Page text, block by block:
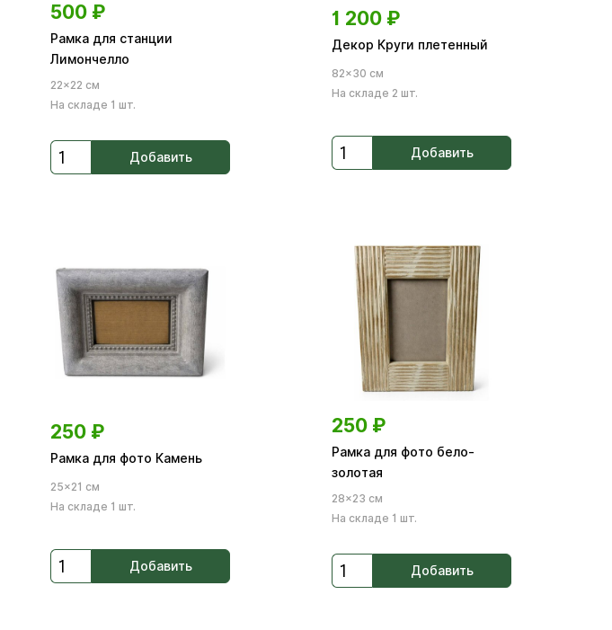
500 ₽
Рамка для станции
Лимончелло
22×22 см
На складе 1 шт.
Добавить
1 200 ₽
Декор Круги плетенный
82×30 см
На складе 2 шт.
Добавить
250 ₽
Рамка для фото Камень
25×21 см
На складе 1 шт.
Добавить
250 ₽
Рамка для фото бело-
золотая
28×23 см
На складе 1 шт.
Добавить